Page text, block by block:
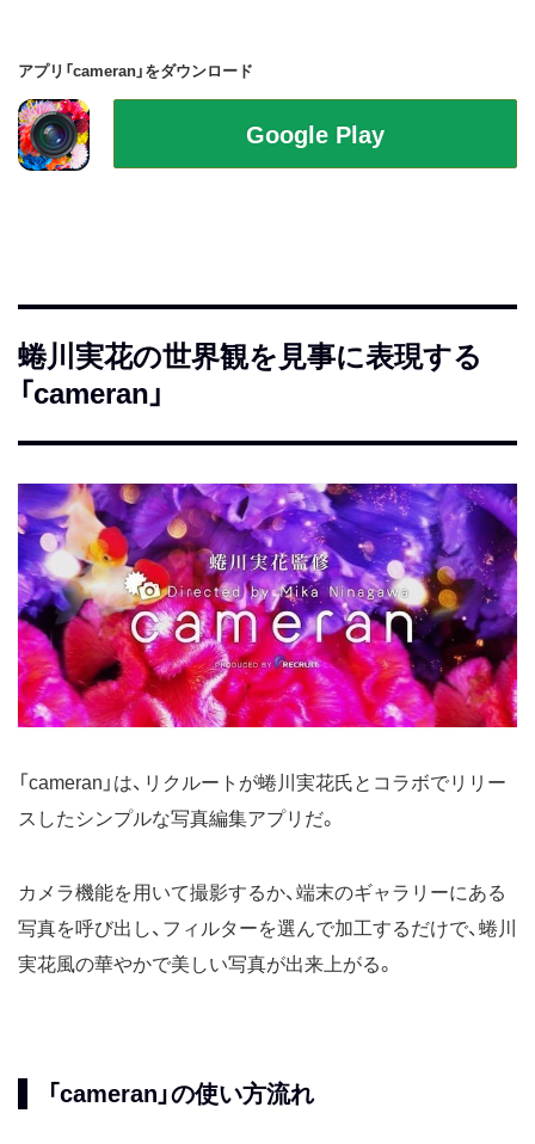
アプリ「cameran」をダウンロード
蜷川実花の世界観を見事に表現する
「cameran」
「cameran」は、リクルートが蜷川実花氏とコラボでリリー
スしたシンプルな写真編集アプリだ。
カメラ機能を用いて撮影するか、端末のギャラリーにある
写真を呼び出し、フィルターを選んで加工するだけで、蜷川
実花風の華やかで美しい写真が出来上がる。
「cameran」の使い方流れ